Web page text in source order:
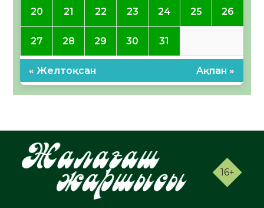
20 21 22 23 24 25 26
27 28 29 30 31
« Желтоқсан Ақпан »
16+